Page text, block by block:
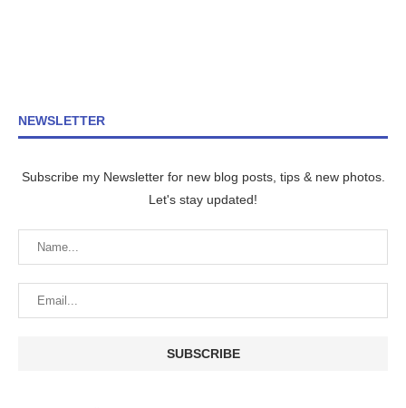
NEWSLETTER
Subscribe my Newsletter for new blog posts, tips & new photos.
Let's stay updated!